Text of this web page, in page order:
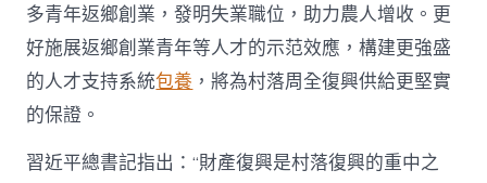
多青年返鄉創業，發明失業職位，助力農人增收。更
好施展返鄉創業青年等人才的示范效應，構建更強盛
的人才支持系統包養 ，將為村落周全復興供給更堅實
的保證。
習近平總書記指出：“財產復興是村落復興的重中之